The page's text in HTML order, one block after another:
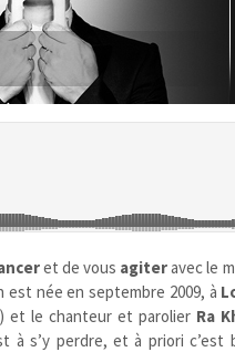
et de vous agiteravec le
est née en septembre 2009, à
et le chanteur et parolier Ra
à s’y perdre, et à priori